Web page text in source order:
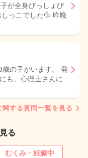
が全身びっしょび
っこでした💦 昨晩
の子がいます。 発
も、心理士さんに
関する質問一覧を見る
る
むくみ・妊娠中